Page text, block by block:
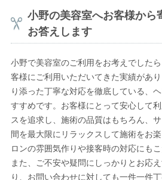
小野の美容室へお客様から
お答えします
小野で美容室のご利用をお考えでした
客様にご利用いただいてきた実績があ
り添った丁寧な対応を徹底している、
すすめです。お客様にとって安心して
スを追求し、施術の品質はもちろん、
間を最大限にリラックスして施術をお
ロンの雰囲気作りや接客時の対応にもこ
また、ご不安や疑問にしっかりとお応
り、お問い合わせに対しても一件一件